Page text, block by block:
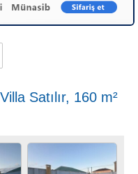
Satılır, 160 m²